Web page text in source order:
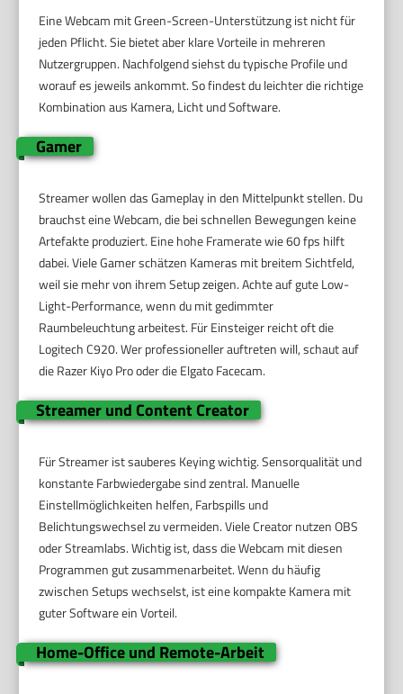
Eine Webcam mit Green-Screen-Unterstützung ist nicht für
jeden Pflicht. Sie bietet aber klare Vorteile in mehreren
Nutzergruppen. Nachfolgend siehst du typische Profile und
worauf es jeweils ankommt. So findest du leichter die richtige
Kombination aus Kamera, Licht und Software.
Gamer
Streamer wollen das Gameplay in den Mittelpunkt stellen. Du
brauchst eine Webcam, die bei schnellen Bewegungen keine
Artefakte produziert. Eine hohe Framerate wie 60 fps hilft
dabei. Viele Gamer schätzen Kameras mit breitem Sichtfeld,
weil sie mehr von ihrem Setup zeigen. Achte auf gute Low-
Light-Performance, wenn du mit gedimmter
Raumbeleuchtung arbeitest. Für Einsteiger reicht oft die
Logitech C920. Wer professioneller auftreten will, schaut auf
die Razer Kiyo Pro oder die Elgato Facecam.
Streamer und Content Creator
Für Streamer ist sauberes Keying wichtig. Sensorqualität und
konstante Farbwiedergabe sind zentral. Manuelle
Einstellmöglichkeiten helfen, Farbspills und
Belichtungswechsel zu vermeiden. Viele Creator nutzen OBS
oder Streamlabs. Wichtig ist, dass die Webcam mit diesen
Programmen gut zusammenarbeitet. Wenn du häufig
zwischen Setups wechselst, ist eine kompakte Kamera mit
guter Software ein Vorteil.
Home-Office und Remote-Arbeit